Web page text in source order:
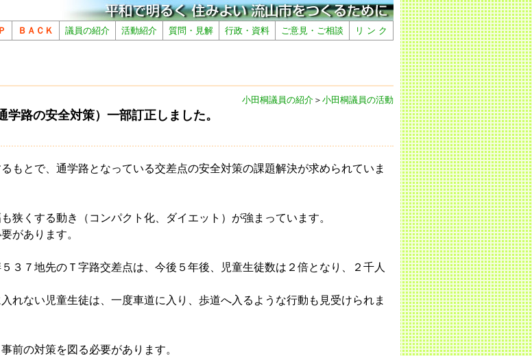
ＢＡＣＫ 議員の紹介 活動紹介 質問・見解 行政・資料 ご意見・ご相談 リ ン ク
小田桐議員の紹介 ＞ 小田桐議員の活動
路の安全対策）一部訂正しました。
もとで、通学路となっている交差点の安全対策の課題解決が求められていま
狭くする動き（コンパクト化、ダイエット）が強まっています。
があります。
３７地先のＴ字路交差点は、今後５年後、児童生徒数は２倍となり、２千人
れない児童生徒は、一度車道に入り、歩道へ入るような行動も見受けられま
前の対策を図る必要があります。